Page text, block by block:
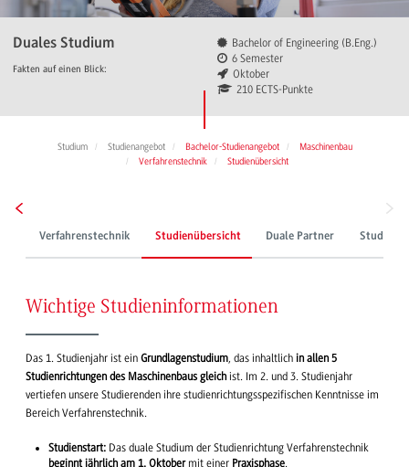
Duales Studium
Fakten auf einen Blick:
Bachelor of Engineering (B.Eng.)
6 Semester
Oktober
210 ECTS-Punkte
Studium Studienangebot Bachelor-Studienangebot
Maschinenbau
Verfahrenstechnik
Studienübersicht
Verfahrenstechnik Studienübersicht Duale Partner
Wichtige Studieninformationen
Das 1. Studienjahr ist ein Grundlagenstudium, das inhaltlich in allen 5
Studienrichtungen des Maschinenbaus gleich ist. Im 2. und 3. Studienjahr
vertiefen unsere Studierenden ihre studienrichtungsspezifischen Kenntnisse im
Bereich Verfahrenstechnik.
Studienstart: Das duale Studium der Studienrichtung Verfahrenstechnik
beginnt jährlich am 1. Oktober mit einer Praxisphase.